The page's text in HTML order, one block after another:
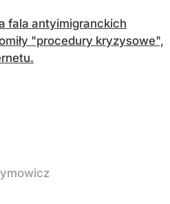
fala antyimigranckich
"procedury kryzysowe",